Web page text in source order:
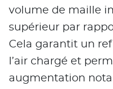
volume de maille
supérieur par
Cela garantit un
l’air chargé et
augmentation